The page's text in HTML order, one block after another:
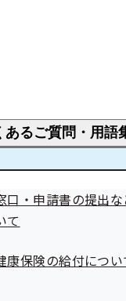
医療費が高額になりそ
限度額適用認定
医療費の全額を負担した
健診を
ついて 健康
報） 健康
あるご質問・用語
口・申請書の提出
て
康保険の給付につい